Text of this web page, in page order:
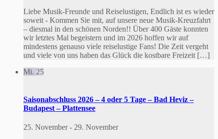
Liebe Musik-Freunde und Reiselustigen, Endlich ist es wieder
soweit - Kommen Sie mit, auf unsere neue Musik-Kreuzfahrt
– diesmal in den schönen Norden!! Über 400 Gäste konnten
wir letztes Mal begeistern und im 2026 hoffen wir auf
mindestens genauso viele reiselustige Fans! Die Zeit vergeht
und viele von uns haben das Glück die kostbare Freizeit […]
Mi. 25
Saisonabschluss 2026 – 4 oder 5 Tage – Bad Heviz –
Budapest – Plattensee
25. November- 29. November